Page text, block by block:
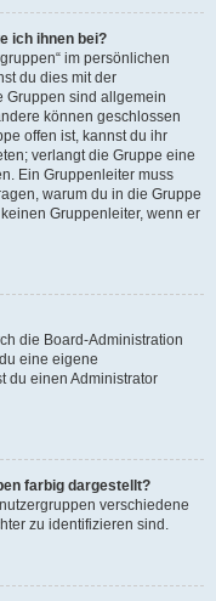
ich ihnen bei?
im persönlichen
du dies mit der
Gruppen sind allgemein
können geschlossen
offen ist, kannst du ihr
verlangt die Gruppe eine
Ein Gruppenleiter muss
warum du in die Gruppe
Gruppenleiter, wenn er
die Board-Administration
eine eigene
du einen Administrator
farbig dargestellt?
verschiedene
zu identifizieren sind.